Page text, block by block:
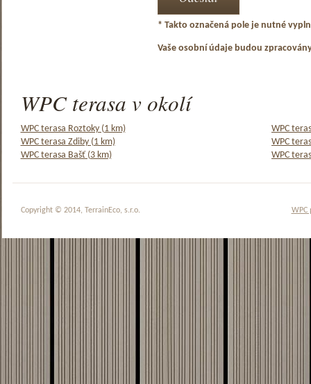
* Takto označená pole je nutné
Vaše osobní údaje budou
WPC terasa v okolí
WPC terasa Roztoky (1 km)
WPC
WPC terasa Zdiby (1 km)
WPC
WPC terasa Bašť (3 km)
WPC
WPC
Copyright © 2014, TerrainEco, s.r.o.